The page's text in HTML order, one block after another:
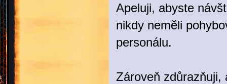
Apeluji, abyste
nikdy neměli
personálu.
Zároveň